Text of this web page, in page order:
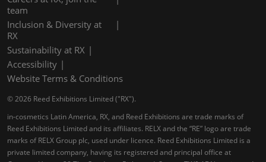
team
Inclusion & Diversity at
RX
Sustainability at RX
Accessibility
Website Terms & Conditions
© 2026 Reed Exhibitions Limited ("RX").
in-cosmetics Latin America, RX, and Reed Exhibitions are trade marks of
Reed Exhibitions Limited and its affiliates. RELX and the “RE” logo are trade
marks of RELX Group plc, used under licence. Reed Exhibitions Limited is a
private limited company, having its registered and principal office at